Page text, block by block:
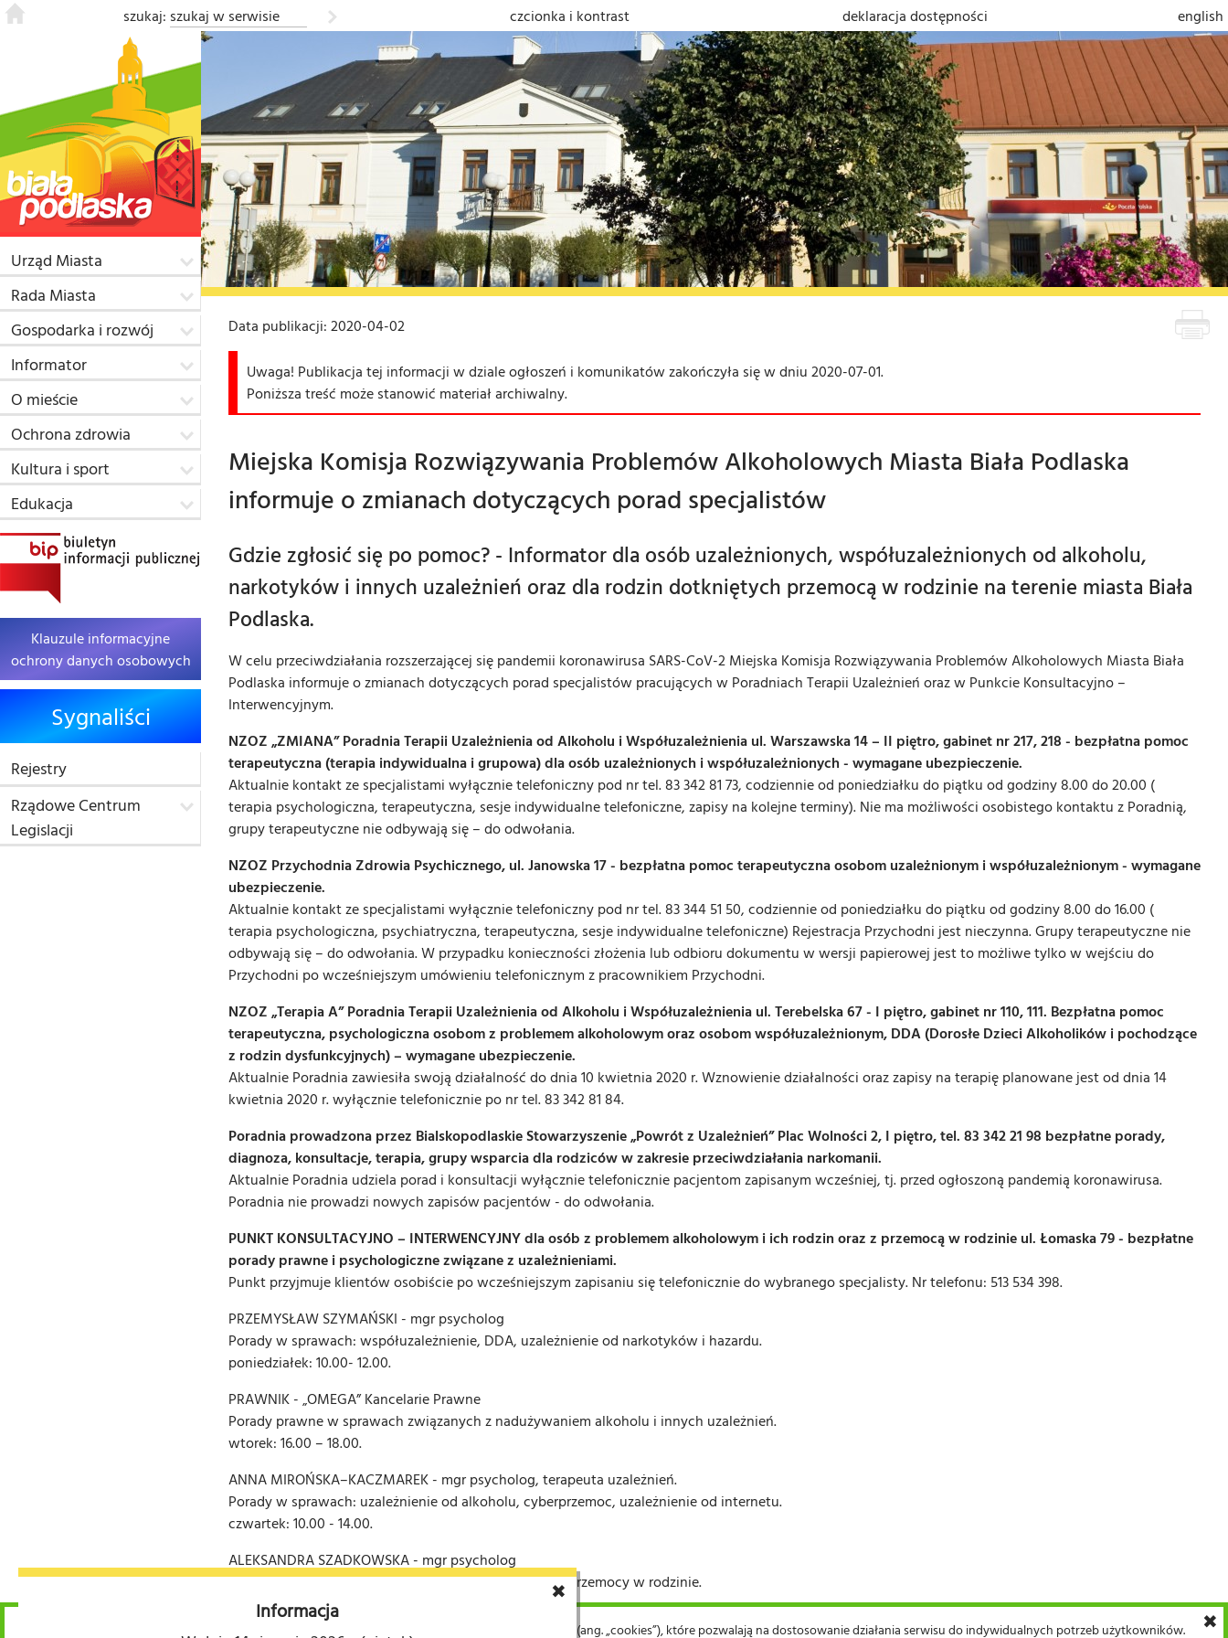
✖
Informacja
szukaj: czcionka i kontrast deklaracja dostępności english
Urząd Miasta
Rada Miasta
Gospodarka i rozwój
Informator
O mieście
Ochrona zdrowia
Kultura i sport
Edukacja
Klauzule informacyjne
ochrony danych osobowych
Sygnaliści
Rejestry
Rządowe Centrum
Legislacji
Data publikacji: 2020-04-02
Uwaga! Publikacja tej informacji w dziale ogłoszeń i komunikatów zakończyła się w dniu 2020-07-01.
Poniższa treść może stanowić materiał archiwalny.
Miejska Komisja Rozwiązywania Problemów Alkoholowych Miasta Biała Podlaska
informuje o zmianach dotyczących porad specjalistów
Gdzie zgłosić się po pomoc? - Informator dla osób uzależnionych, współuzależnionych od alkoholu,
narkotyków i innych uzależnień oraz dla rodzin dotkniętych przemocą w rodzinie na terenie miasta Biała
Podlaska.
W celu przeciwdziałania rozszerzającej się pandemii koronawirusa SARS-CoV-2 Miejska Komisja Rozwiązywania Problemów Alkoholowych Miasta Biała
Podlaska informuje o zmianach dotyczących porad specjalistów pracujących w Poradniach Terapii Uzależnień oraz w Punkcie Konsultacyjno –
Interwencyjnym.
NZOZ „ZMIANA” Poradnia Terapii Uzależnienia od Alkoholu i Współuzależnienia ul. Warszawska 14 – II piętro, gabinet nr 217, 218 - bezpłatna pomoc
terapeutyczna (terapia indywidualna i grupowa) dla osób uzależnionych i współuzależnionych - wymagane ubezpieczenie.
Aktualnie kontakt ze specjalistami wyłącznie telefoniczny pod nr tel. 83 342 81 73, codziennie od poniedziałku do piątku od godziny 8.00 do 20.00 (
terapia psychologiczna, terapeutyczna, sesje indywidualne telefoniczne, zapisy na kolejne terminy). Nie ma możliwości osobistego kontaktu z Poradnią,
grupy terapeutyczne nie odbywają się – do odwołania.
NZOZ Przychodnia Zdrowia Psychicznego, ul. Janowska 17 - bezpłatna pomoc terapeutyczna osobom uzależnionym i współuzależnionym - wymagane
ubezpieczenie.
Aktualnie kontakt ze specjalistami wyłącznie telefoniczny pod nr tel. 83 344 51 50, codziennie od poniedziałku do piątku od godziny 8.00 do 16.00 (
terapia psychologiczna, psychiatryczna, terapeutyczna, sesje indywidualne telefoniczne) Rejestracja Przychodni jest nieczynna. Grupy terapeutyczne nie
odbywają się – do odwołania. W przypadku konieczności złożenia lub odbioru dokumentu w wersji papierowej jest to możliwe tylko w wejściu do
Przychodni po wcześniejszym umówieniu telefonicznym z pracownikiem Przychodni.
NZOZ „Terapia A” Poradnia Terapii Uzależnienia od Alkoholu i Współuzależnienia ul. Terebelska 67 - I piętro, gabinet nr 110, 111. Bezpłatna pomoc
terapeutyczna, psychologiczna osobom z problemem alkoholowym oraz osobom współuzależnionym, DDA (Dorosłe Dzieci Alkoholików i pochodzące
z rodzin dysfunkcyjnych) – wymagane ubezpieczenie.
Aktualnie Poradnia zawiesiła swoją działalność do dnia 10 kwietnia 2020 r. Wznowienie działalności oraz zapisy na terapię planowane jest od dnia 14
kwietnia 2020 r. wyłącznie telefonicznie po nr tel. 83 342 81 84.
Poradnia prowadzona przez Bialskopodlaskie Stowarzyszenie „Powrót z Uzależnień” Plac Wolności 2, I piętro, tel. 83 342 21 98 bezpłatne porady,
diagnoza, konsultacje, terapia, grupy wsparcia dla rodziców w zakresie przeciwdziałania narkomanii.
Aktualnie Poradnia udziela porad i konsultacji wyłącznie telefonicznie pacjentom zapisanym wcześniej, tj. przed ogłoszoną pandemią koronawirusa.
Poradnia nie prowadzi nowych zapisów pacjentów - do odwołania.
PUNKT KONSULTACYJNO – INTERWENCYJNY dla osób z problemem alkoholowym i ich rodzin oraz z przemocą w rodzinie ul. Łomaska 79 - bezpłatne
porady prawne i psychologiczne związane z uzależnieniami.
Punkt przyjmuje klientów osobiście po wcześniejszym zapisaniu się telefonicznie do wybranego specjalisty. Nr telefonu: 513 534 398.
PRZEMYSŁAW SZYMAŃSKI - mgr psycholog
Porady w sprawach: współuzależnienie, DDA, uzależnienie od narkotyków i hazardu.
poniedziałek: 10.00- 12.00.
PRAWNIK - „OMEGA” Kancelarie Prawne
Porady prawne w sprawach związanych z nadużywaniem alkoholu i innych uzależnień.
wtorek: 16.00 – 18.00.
ANNA MIROŃSKA–KACZMAREK - mgr psycholog, terapeuta uzależnień.
Porady w sprawach: uzależnienie od alkoholu, cyberprzemoc, uzależnienie od internetu.
czwartek: 10.00 - 14.00.
ALEKSANDRA SZADKOWSKA - mgr psycholog
Porady psychologiczne w sprawach przeciwdziałania przemocy w rodzinie.
piątek: 14.00 -16.00.
W trakcie korzystania z serwisu na komputerze użytkownika przechowywane są tzw. „ciasteczka” (ang. „cookies”), które pozwalają na dostosowanie działania serwisu do indywidualnych potrzeb użytkowników. ✖